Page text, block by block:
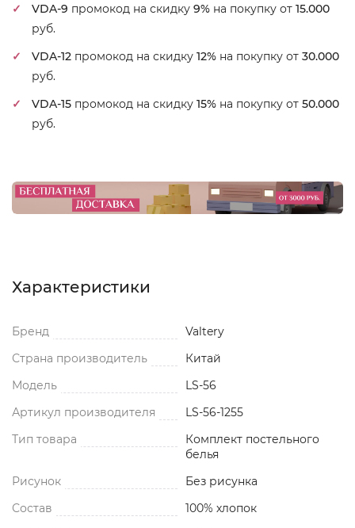
VDA-9 промокод на скидку 9% на покупку от 15.000
руб.
VDA-12 промокод на скидку 12% на покупку от 30.000
руб.
VDA-15 промокод на скидку 15% на покупку от 50.000
руб.
Характеристики
Бренд
Valtery
Страна производитель
Китай
Модель
LS-56
Артикул производителя
LS-56-1255
Тип товара
Комплект постельного
белья
Рисунок
Без рисунка
Состав
100% хлопок